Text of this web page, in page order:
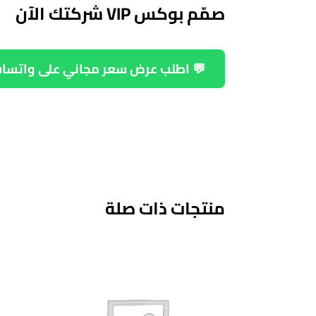
صمّم بوكس VIP شركتك الآن
💬 اطلب عرض سعر مجاني على
منتجات ذات صلة